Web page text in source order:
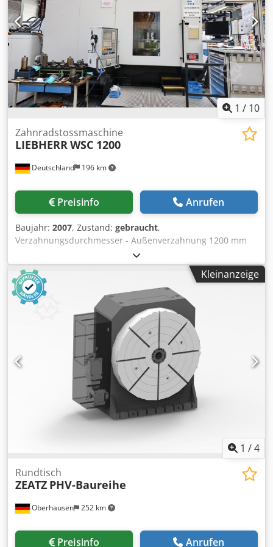
1 / 10
Deutschland 196 km
Zahnradstossmaschine
LIEBHERR WSC 1200
Preisinfo Anrufen
Baujahr: 2007, Zustand: gebraucht,
Verzahnungsdurchmesser - Außenverzahnung 1200 mm
Verzahnungsdurchmesser - Innenverzahnung 1200 mm
Verzahnungsbreite - max. 260 mm Steuerung Liebherr PC-
NC Werkstückdurchmesser - max. 1500 mm
Tischdurchmesser 900 mm Tischbohrungsdurchmesser
320 mm max. Tischbelastung 95 kN Antriebsleistung 30 kW
Kühlmittelpumpe 120 l/min Achabstand Stoßspindel -
Werkstücktisch 0-820 mm Stoßspindeldurchmesser 125
mm Werkzeugaufnahme SK 45 DIN Maschinengewicht ca.
26 t Raumbedarf ca. 8,073 x 6,183 x 4,375 m Hübe: -
Hublänge min./max. - 0 mm / 270 mm - Verstellbarkeit der
Hublänge - 270 mm - Hubzahl (Doppelhübe) - 10 bis 270
DH/min Dodpfsw Rf S Ejx Afksck Ausstattung/Zubehör: -
Späneförderer - Schneideradhalteraufnahme SK 45 DIN -
Kühler - Technische Dokumentation
Kleinanzeige
1 /4
Oberhausen 252 km
Rundtisch
ZEATZ PHV-Baureihe
Preisinfo Anrufen